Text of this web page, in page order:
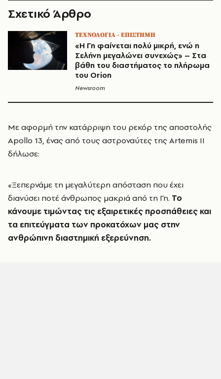
Σχετικό Άρθρο
ΤΕΧΝΟΛΟΓΙΑ - ΕΠΙΣΤΗΜΗ
«Η Γη φαίνεται πολύ μικρή, ενώ η
Σελήνη μεγαλώνει συνεχώς» – Στα
βάθη του διαστήματος το πλήρωμα
του Orion
Newsroom
Με αφορμή την κατάρριψη του ρεκόρ της αποστολής
Apollo 13, ένας από τους αστροναύτες της Artemis II
δήλωσε:
«Ξεπερνάμε τη μεγαλύτερη απόσταση που έχει
διανύσει ποτέ άνθρωπος μακριά από τη Γη. Το
κάνουμε τιμώντας τις εξαιρετικές προσπάθειες και
τα επιτεύγματα των προκατόχων μας στην
ανθρώπινη διαστημική εξερεύνηση.